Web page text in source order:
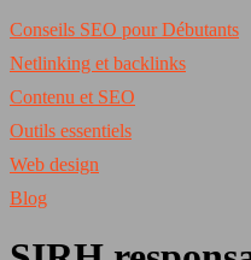
Conseils SEO pour Débutants
Netlinking et backlinks
Contenu et SEO
Outils essentiels
Web design
Blog